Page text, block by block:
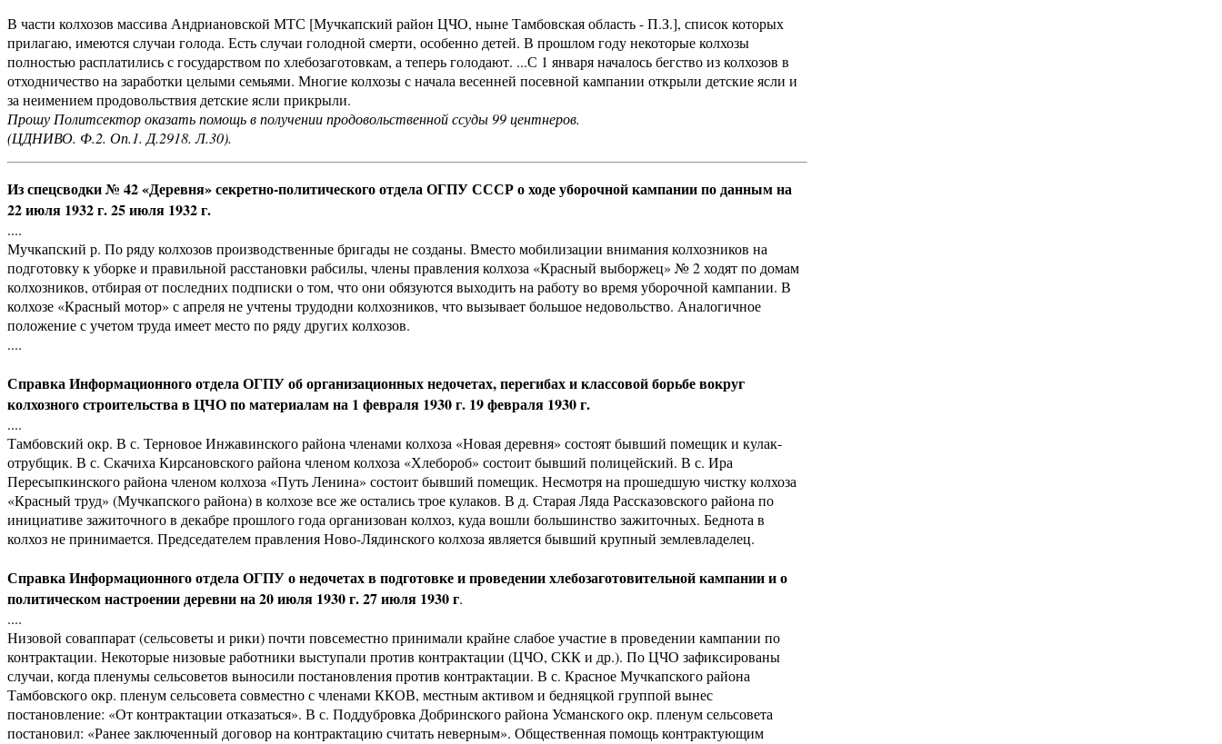
В части колхозов массива Андриановской МТС [Мучкапский район ЦЧО, ныне Тамбовская область - П.З.], список которых
прилагаю, имеются случаи голода. Есть случаи голодной смерти, особенно детей. В прошлом году некоторые колхозы
полностью расплатились с государством по хлебозаготовкам, а теперь голодают. ...С 1 января началось бегство из колхозов в
отходничество на заработки целыми семьями. Многие колхозы с начала весенней посевной кампании открыли детские ясли и
за неимением продовольствия детские ясли прикрыли.
Прошу Политсектор оказать помощь в получении продовольственной ссуды 99 центнеров.
(ЦДНИВО. Ф.2. Оп.1. Д.2918. Л.30).
Из спецсводки № 42 «Деревня» секретно-политического отдела ОГПУ СССР о ходе уборочной кампании по данным на
22 июля 1932 г. 25 июля 1932 г.
....
Мучкапский р. По ряду колхозов производственные бригады не созданы. Вместо мобилизации внимания колхозников на
подготовку к уборке и пра­вильной расстановки рабсилы, члены правления колхоза «Красный выбор­жец» № 2 ходят по домам
колхозников, отбирая от последних подписки о том, что они обязуются выходить на работу во время уборочной кампании. В
колхозе «Красный мотор» с апреля не учтены трудодни колхозников, что вызывает большое недовольство. Аналогичное
положение с учетом труда имеет место по ряду других колхозов.
....
Справка Информационного отдела ОГПУ об организационных недочетах, перегибах и классовой борьбе вокруг
колхозного строительства в ЦЧО по материалам на 1 февраля 1930 г. 19 февраля 1930 г.
....
Тамбовский окр. В с. Терновое Инжавинского района членами колхоза «Новая деревня» состоят бывший помещик и кулак-
отрубщик. В с. Скачиха Кирсановского района членом колхоза «Хлебороб» состоит бывший полицейский. В с. Ира
Пересыпкинского района членом колхоза «Путь Ленина» состоит бывший помещик. Несмотря на прошедшую чистку колхоза
«Красный труд» (Мучкапского района) в колхозе все же остались трое кулаков. В д. Старая Ляда Рассказовского района по
инициативе зажиточного в декабре прошлого года организован колхоз, куда вошли большинство зажиточных. Беднота в
колхоз не принимается. Председателем правления Ново-Лядинского колхоза является бывший крупный землевладелец.
Справка Информационного отдела ОГПУ о недочетах в подготовке и проведении хлебозаготовительной кампании и о
политическом настроении деревни на 20 июля 1930 г. 27 июля 1930 г.
....
Низовой соваппарат (сельсоветы и рики) почти повсеместно принимали крайне слабое участие в проведении кампании по
контрактации. Некоторые низовые работники выступали против контрактации (ЦЧО, СКК и др.). По ЦЧО зафиксированы
случаи, когда пленумы сельсоветов выносили постановления против контрактации. В с. Красное Мучкапского района
Тамбовского окр. пленум сельсовета совместно с членами ККОВ, местным активом и бедняцкой группой вынес
постановление: «От контрактации отказаться». В с. Поддубровка Добринского района Усманского окр. пленум сельсовета
постановил: «Ранее заключенный договор на контрактацию считать неверным». Общественная помощь контрактующим